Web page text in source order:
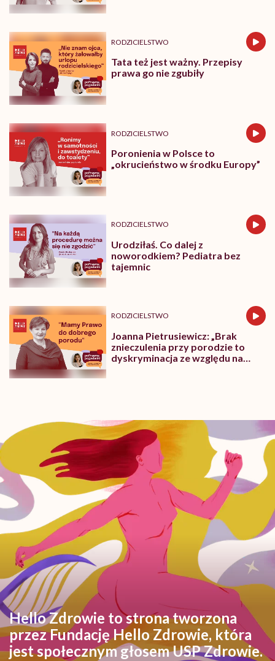
RODZICIELSTWO
Tata też jest ważny. Przepisy
prawa go nie zgubiły
RODZICIELSTWO
Poronienia w Polsce to
„okrucieństwo w środku Europy”
RODZICIELSTWO
Urodziłaś. Co dalej z
noworodkiem? Pediatra bez
tajemnic
RODZICIELSTWO
Joanna Pietrusiewicz: „Brak
znieczulenia przy porodzie to
dyskryminacja ze względu na
Hello Zdrowie to strona tworzona
przez Fundację Hello Zdrowie, która
jest społecznym głosem USP Zdrowie.